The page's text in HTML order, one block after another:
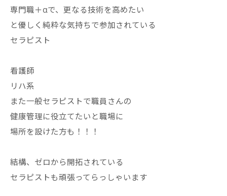
専門職＋αで、更なる技術を高めたい
と優しく純粋な気持ちで参加されている
セラピスト
看護師
リハ系
また一般セラピストで職員さんの
健康管理に役立てたいと職場に
場所を設けた方も！！！
結構、ゼロから開拓されている
セラピストも頑張ってらっしゃいます